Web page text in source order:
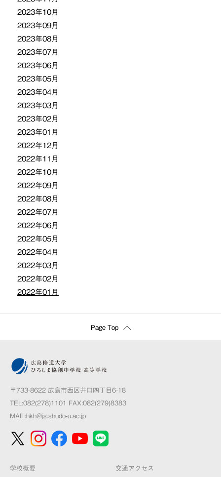
2023年10月
2023年09月
2023年08月
2023年07月
2023年06月
2023年05月
2023年04月
2023年03月
2023年02月
2023年01月
2022年12月
2022年11月
2022年10月
2022年09月
2022年08月
2022年07月
2022年06月
2022年05月
2022年04月
2022年03月
2022年02月
2022年01月
Page Top
〒733-8622 広島市西区井口四丁目6-18
TEL:082(278)1101 FAX:082(279)8383
MAIL:hkh@js.shudo-u.ac.jp
学校概要 交通アクセス